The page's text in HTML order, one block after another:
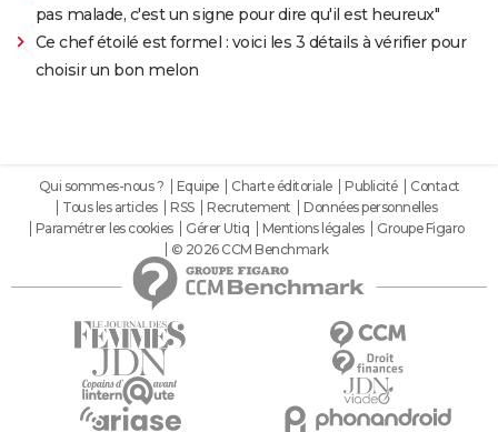
pas malade, c'est un signe pour dire qu'il est heureux"
Ce chef étoilé est formel : voici les 3 détails à vérifier pour
choisir un bon melon
Qui sommes-nous ? Equipe Charte éditoriale Publicité
Contact
Tous les articles
RSS Recrutement
Données personnelles
Paramétrer les cookies
Gérer Utiq Mentions légales
Groupe Figaro
© 2026 CCM Benchmark